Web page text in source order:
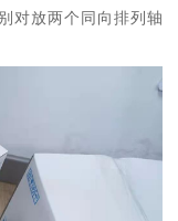
对放两个同向排列轴